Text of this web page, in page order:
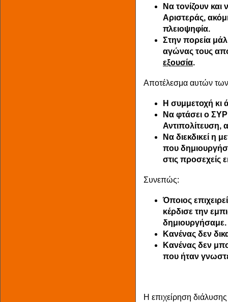
Να τονίζουν
Αριστεράς,
πλειοψηφία.
Στην πορεία
αγώνας τους
εξουσία.
Αποτέλεσμα αυτών
Η συμμετοχή κι
Να φτάσει ο
Αντιπολίτευση,
Να διεκδικεί η
που
στις προσεχείς
Συνεπώς:
Όποιος
κέρδισε την
δημιουργήσαμε.
Κανένας δεν
Κανένας δεν
που ήταν
Η επιχείρηση